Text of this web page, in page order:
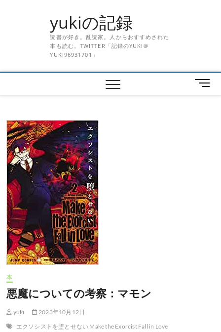
yukiの記録
読書が好き。乱読家。人からおすすめされた
本も読む。TWITTER「記録のYUKI＠
YUKI96931701」
メ
ニ
本
悪魔についての考察：マモン
yuki
2023年10月12日
エクソシストを堕とせない Make the Exorcist Fall in Love